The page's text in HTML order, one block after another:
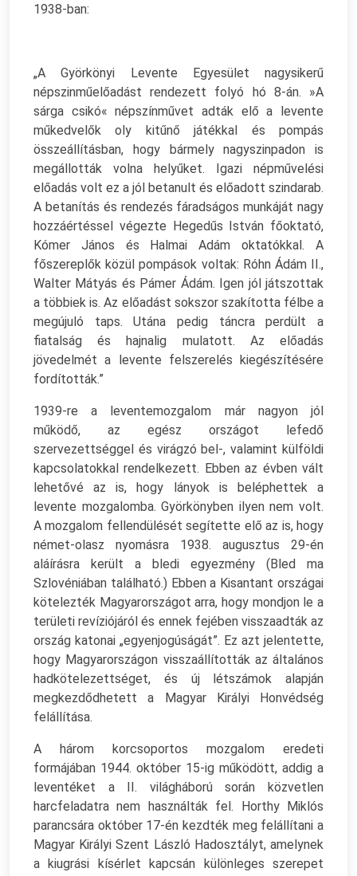
1938-ban:
„A Györkönyi Levente Egyesület nagysikerű
népszinműelőadást rendezett folyó hó 8-án. »A
sárga csikó« népszínművet adták elő a levente
műkedvelők oly kitűnő játékkal és pompás
összeállításban, hogy bármely nagyszinpadon is
megállották volna helyűket. Igazi népművelési
előadás volt ez a jól betanult és előadott szindarab.
A betanítás és rendezés fáradságos munkáját nagy
hozzáértéssel végezte Hegedűs István főoktató,
Kómer János és Halmai Adám oktatókkal. A
főszereplők közül pompások voltak: Róhn Ádám II.,
Walter Mátyás és Pámer Ádám. Igen jól játszottak
a többiek is. Az előadást sokszor szakította félbe a
megújuló taps. Utána pedig táncra perdült a
fiatalság és hajnalig mulatott. Az előadás
jövedelmét a levente felszerelés kiegészítésére
fordították.”
1939-re a leventemozgalom már nagyon jól
működő, az egész országot lefedő
szervezettséggel és virágzó bel-, valamint külföldi
kapcsolatokkal rendelkezett. Ebben az évben vált
lehetővé az is, hogy lányok is beléphettek a
levente mozgalomba. Györkönyben ilyen nem volt.
A mozgalom fellendülését segítette elő az is, hogy
német-olasz nyomásra 1938. augusztus 29-én
aláírásra került a bledi egyezmény (Bled ma
Szlovéniában található.) Ebben a Kisantant országai
kötelezték Magyarországot arra, hogy mondjon le a
területi revíziójáról és ennek fejében visszaadták az
ország katonai „egyenjogúságát”. Ez azt jelentette,
hogy Magyarországon visszaállították az általános
hadkötelezettséget, és új létszámok alapján
megkezdődhetett a Magyar Királyi Honvédség
felállítása.
A három korcsoportos mozgalom eredeti
formájában 1944. október 15-ig működött, addig a
leventéket a II. világháború során közvetlen
harcfeladatra nem használták fel. Horthy Miklós
parancsára október 17-én kezdték meg felállítani a
Magyar Királyi Szent László Hadosztályt, amelynek
a kiugrási kísérlet kapcsán különleges szerepet